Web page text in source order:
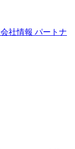
会社情報 パートナ